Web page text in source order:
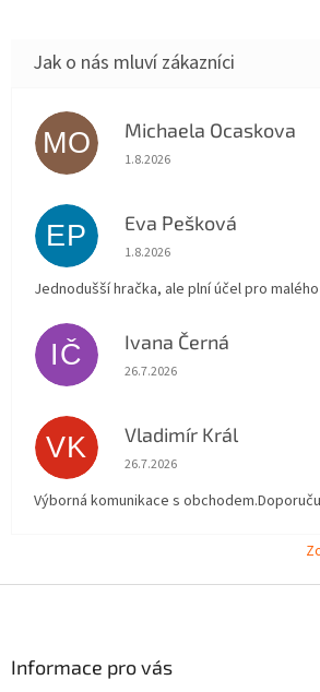
MO Michaela Ocaskova
Hodnocení obchodu je 5 z 5
1.8.2026
EP Eva Pešková
Hodnocení obchodu je 5 z 5
1.8.2026
Jednodušší hračka, ale plní účel pro
IČ Ivana Černá
Hodnocení obchodu je 5 z 5
26.7.2026
VK Vladimír Král
Hodnocení obchodu je 5 z 5
26.7.2026
Výborná komunikace s
Informace pro vás